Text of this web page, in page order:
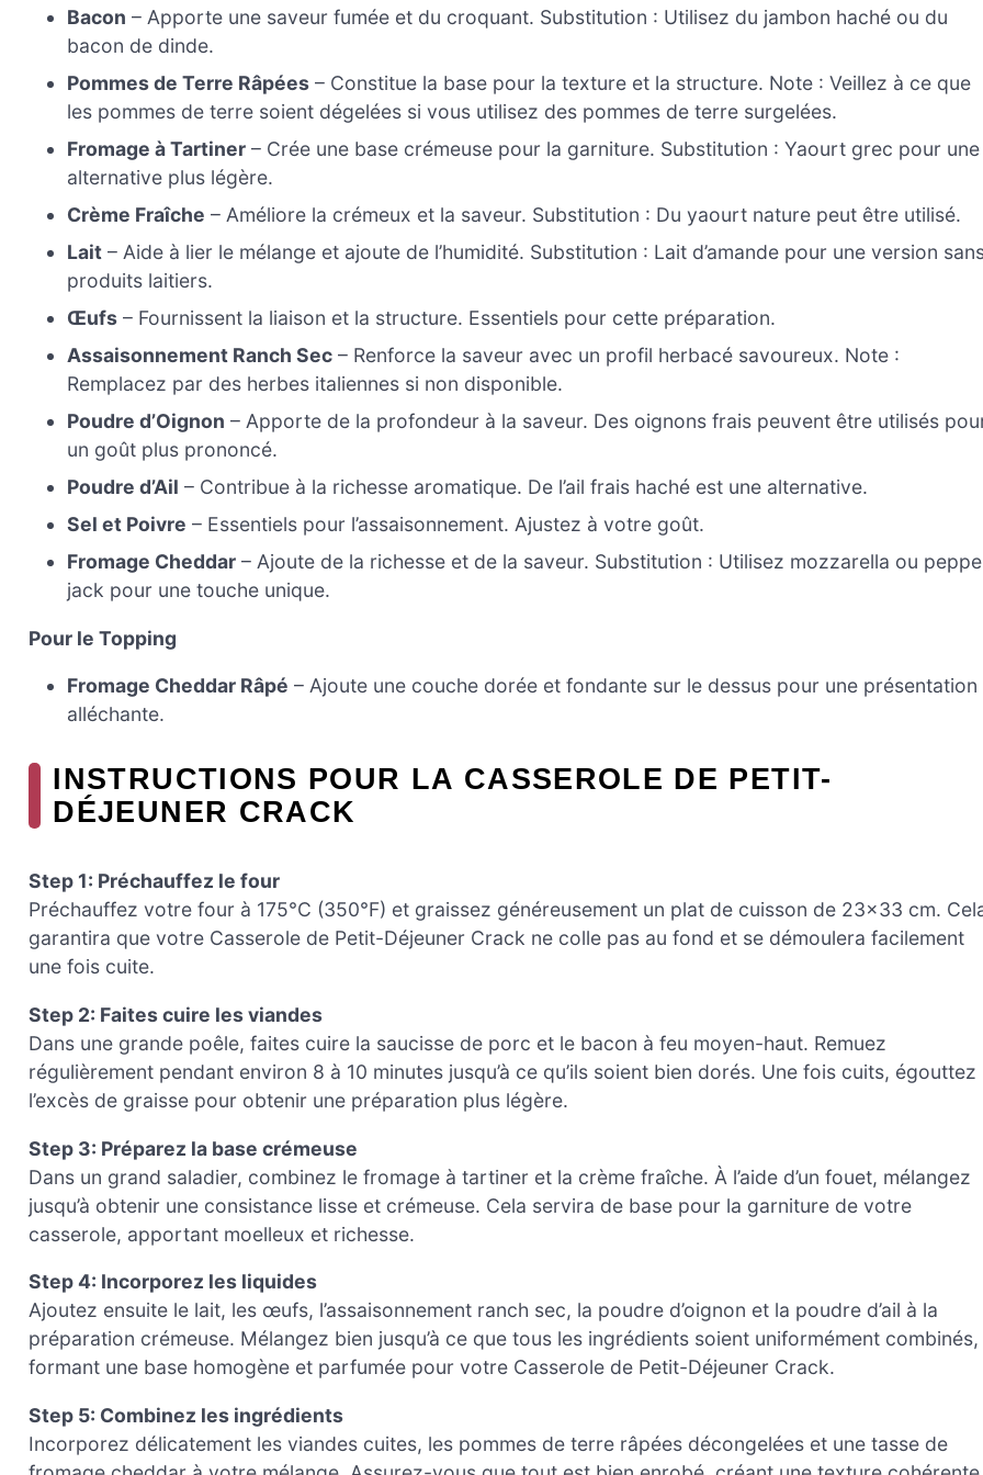
Bacon – Apporte une saveur fumée et du croquant. Substitution : Utilisez du jambon haché ou du
bacon de dinde.
Pommes de Terre Râpées – Constitue la base pour la texture et la structure. Note : Veillez à ce que
les pommes de terre soient dégelées si vous utilisez des pommes de terre surgelées.
Fromage à Tartiner – Crée une base crémeuse pour la garniture. Substitution : Yaourt grec pour une
alternative plus légère.
Crème Fraîche – Améliore la crémeux et la saveur. Substitution : Du yaourt nature peut être utilisé.
Lait – Aide à lier le mélange et ajoute de l’humidité. Substitution : Lait d’amande pour une version
produits laitiers.
Œufs – Fournissent la liaison et la structure. Essentiels pour cette préparation.
Assaisonnement Ranch Sec – Renforce la saveur avec un profil herbacé savoureux. Note :
Remplacez par des herbes italiennes si non disponible.
Poudre d’Oignon – Apporte de la profondeur à la saveur. Des oignons frais peuvent être utilisés
un goût plus prononcé.
Poudre d’Ail – Contribue à la richesse aromatique. De l’ail frais haché est une alternative.
Sel et Poivre – Essentiels pour l’assaisonnement. Ajustez à votre goût.
Fromage Cheddar – Ajoute de la richesse et de la saveur. Substitution : Utilisez mozzarella ou
jack pour une touche unique.
Pour le Topping
Fromage Cheddar Râpé – Ajoute une couche dorée et fondante sur le dessus pour une présentation
alléchante.
INSTRUCTIONS POUR LA CASSEROLE DE PETIT-
DÉJEUNER CRACK
Step 1: Préchauffez le four
Préchauffez votre four à 175°C (350°F) et graissez généreusement un plat de cuisson de 23×33 cm.
garantira que votre Casserole de Petit-Déjeuner Crack ne colle pas au fond et se démoulera facilement
une fois cuite.
Step 2: Faites cuire les viandes
Dans une grande poêle, faites cuire la saucisse de porc et le bacon à feu moyen-haut. Remuez
régulièrement pendant environ 8 à 10 minutes jusqu’à ce qu’ils soient bien dorés. Une fois cuits, égouttez
l’excès de graisse pour obtenir une préparation plus légère.
Step 3: Préparez la base crémeuse
Dans un grand saladier, combinez le fromage à tartiner et la crème fraîche. À l’aide d’un fouet, mélangez
jusqu’à obtenir une consistance lisse et crémeuse. Cela servira de base pour la garniture de votre
casserole, apportant moelleux et richesse.
Step 4: Incorporez les liquides
Ajoutez ensuite le lait, les œufs, l’assaisonnement ranch sec, la poudre d’oignon et la poudre d’ail à la
préparation crémeuse. Mélangez bien jusqu’à ce que tous les ingrédients soient uniformément combinés,
formant une base homogène et parfumée pour votre Casserole de Petit-Déjeuner Crack.
Step 5: Combinez les ingrédients
Incorporez délicatement les viandes cuites, les pommes de terre râpées décongelées et une tasse de